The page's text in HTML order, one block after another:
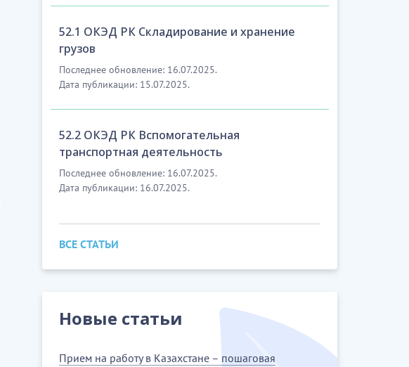
52.1 ОКЭД РК Складирование и хранение
грузов
Последнее обновление: 16.07.2025.
Дата публикации: 15.07.2025.
52.2 ОКЭД РК Вспомогательная
транспортная деятельность
Последнее обновление: 16.07.2025.
Дата публикации: 16.07.2025.
ВСЕ СТАТЬИ
Новые статьи
Прием на работу в Казахстане – пошаговая